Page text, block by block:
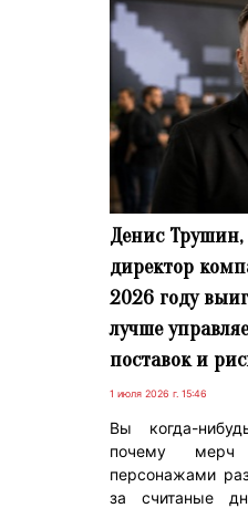
Денис
директор
2026 году
лучше
поставок и
1 июля 2026 г. 15:46
Вы когда-
почему
персонажами
за считаные